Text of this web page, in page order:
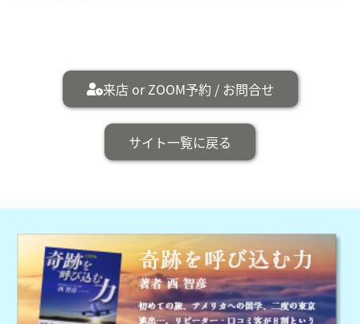
来店 or ZOOM予約 / お問合せ
サイト一覧に戻る